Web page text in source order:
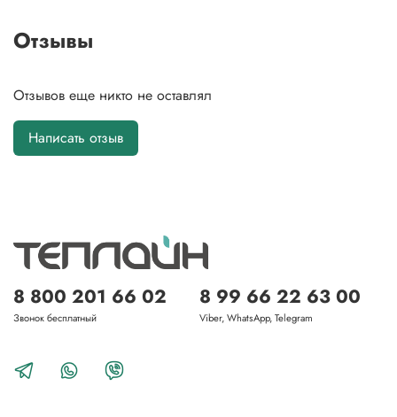
Отзывы
Отзывов еще никто не оставлял
Написать отзыв
8 800 201 66 02
Звонок бесплатный
8 99 66 22 63 00
Viber, WhatsApp, Telegram